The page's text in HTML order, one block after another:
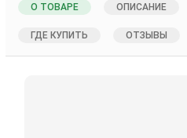
О ТОВАРЕ ОПИСАНИЕ
ГДЕ КУПИТЬ ОТЗЫВЫ